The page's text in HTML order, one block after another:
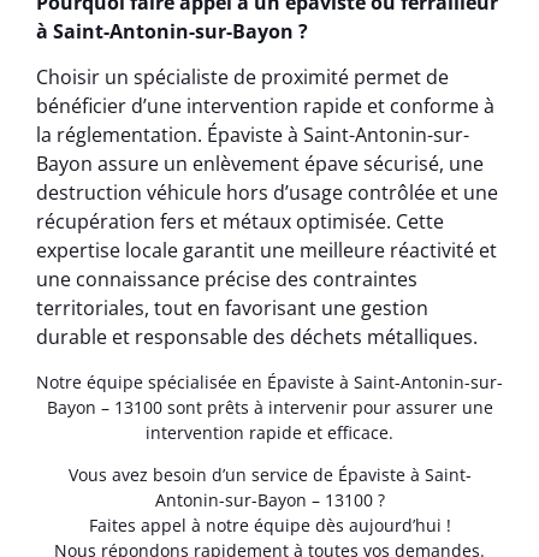
à Saint-Antonin-sur-Bayon ?
Choisir un spécialiste de proximité permet de
bénéficier d’une intervention rapide et conforme à
la réglementation. Épaviste à Saint-Antonin-sur-
Bayon assure un enlèvement épave sécurisé, une
destruction véhicule hors d’usage contrôlée et une
récupération fers et métaux optimisée. Cette
expertise locale garantit une meilleure réactivité et
une connaissance précise des contraintes
territoriales, tout en favorisant une gestion
durable et responsable des déchets métalliques.
Notre équipe spécialisée en Épaviste à Saint-Antonin-sur-
Bayon – 13100 sont prêts à intervenir pour assurer une
intervention rapide et efficace.
Vous avez besoin d’un service de Épaviste à Saint-
Antonin-sur-Bayon – 13100 ?
Faites appel à notre équipe dès aujourd’hui !
Nous répondons rapidement à toutes vos demandes.